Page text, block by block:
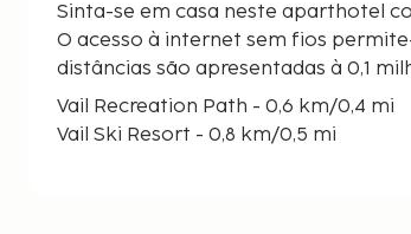
Sinta-se em casa neste aparthotel
O acesso à internet sem fios
distâncias são apresentadas à 0,1
Vail Recreation Path - 0,6 km/0,4 mi
Vail Ski Resort - 0,8 km/0,5 mi